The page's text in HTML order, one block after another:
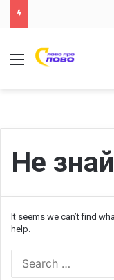
Меню
Не
It seems we can’t find
help.